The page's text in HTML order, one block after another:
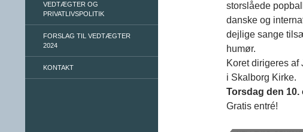
storslåede
danske og
dejlige sange
humør.
Koret dirigeres
i Skalborg Kirke.
Torsdag den 10.
Gratis entré!
VEDTÆGTER OG
PRIVATLIVSPOLITIK
FORSLAG TIL VEDTÆGTER
2024
KONTAKT